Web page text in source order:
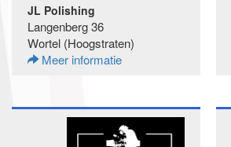
JL Polishing
Langenberg 36
Wortel (Hoogstraten)
Meer informatie